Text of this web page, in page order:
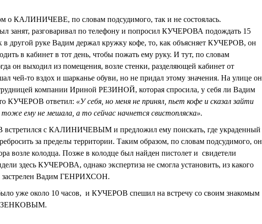
о КАЛИНИЧЕВЕ, по словам подсудимого, так и не состоялась.
разговаривал по телефону и попросил КУЧЕРОВА подождать 15
в другой руке Вадим держал кружку кофе, то, как объясняет КУЧЕРОВ, он
в кабинет в тот день, чтобы пожать ему руку. И тут, по словам
он выходил из помещения, возле стенки, разделяющей кабинет от
чей-то вздох и шарканье обуви, но не придал этому значения. На улице он
компании Ириной РЕЗИНОЙ, которая спросила, у себя ли Вадим
КУЧЕРОВ ответил: «У себя, но меня не принял, пьет кофе и сказал зайти
ему не мешала, а то сейчас начнется свистопляска».
с КАЛИНИЧЕВЫМ и предложил ему поискать, где украденный
за пределы территории. Таким образом, по словам подсудимого, он
возле колодца. Позже в колодце был найден пистолет и свидетели
здесь КУЧЕРОВА, однако экспертиза не смогла установить, из какого
Вадим ГЕНРИХСОН.
уже около 10 часов, и КУЧЕРОВ спешил на встречу со своим знакомым